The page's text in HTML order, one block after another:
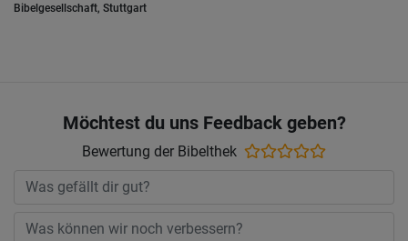
Bibelgesellschaft, Stuttgart
Möchtest du uns Feedback geben?
Bewertung der Bibelthek